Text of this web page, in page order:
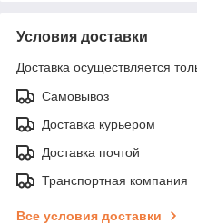
Условия доставки
Доставка осуществляется
Самовывоз
Доставка курьером
Доставка почтой
Транспортная компания
Все условия доставки